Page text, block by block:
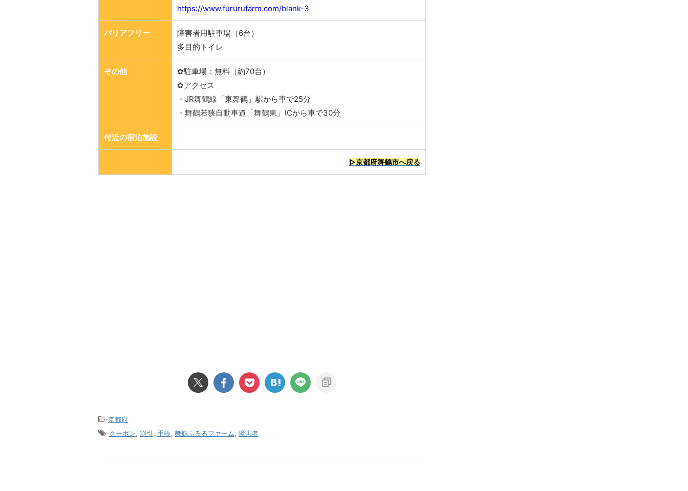
https://www.fururufarm.com/blank-3
バリアフリー
障害者用駐車場（6台）
多目的トイレ
その他
✿駐車場：無料（約70台）
✿アクセス
・JR舞鶴線「東舞鶴」駅から車で25分
・舞鶴若狭自動車道「舞鶴東」ICから車で30分
付近の宿泊施設
▷京都府舞鶴市へ戻る
-京都府
-クーポン 割引 手帳 舞鶴ふるるファーム 障害者